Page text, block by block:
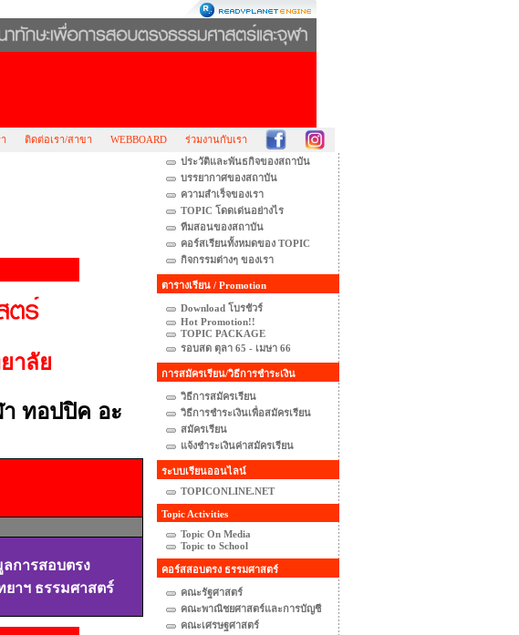
ติดต่อเรา/สาขา WEBBOARD ร่วมงานกับเรา
าลัย
ทอปปิค อะ
การสอบตรง
ยาฯ ธรรมศาสตร์
ประวัติและพันธกิจของสถาบัน
บรรยากาศของสถาบัน
ความสำเร็จของเรา
TOPIC โดดเด่นอย่างไร
ทีมสอนของสถาบัน
คอร์สเรียนทั้งหมดของ TOPIC
กิจกรรมต่างๆ ของเรา
ตารางเรียน / Promotion
Download โบรชัวร์
Hot Promotion!!
TOPIC PACKAGE
รอบสด ตุลา 65 - เมษา 66
การสมัครเรียน/วิธีการชำระเงิน
วิธีการสมัครเรียน
วิธีการชำระเงินเพื่อสมัครเรียน
สมัครเรียน
แจ้งชำระเงินค่าสมัครเรียน
ระบบเรียนออนไลน์
TOPICONLINE.NET
Topic Activities
Topic On Media
Topic to School
คอร์สสอบตรง ธรรมศาสตร์
คณะรัฐศาสตร์
คณะพาณิชยศาสตร์และการบัญชี
คณะเศรษฐศาสตร์